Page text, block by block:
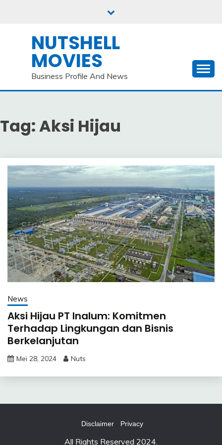
NUTSHELL
MOVIES
Business Profile And News
Tag:Aksi Hijau
News
Aksi Hijau PT Inalum: Komitmen
Terhadap Lingkungan dan Bisnis
Berkelanjutan
Mei 28, 2024 Nuts
Disclaimer Privacy
All Rights Reserved 2024.